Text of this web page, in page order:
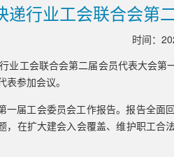
递行业工会联合会第
时间：
业工会联合会第二届会员代表大会
参加会议。
一届工会委员会工作报告。报告全
，在扩大建会入会覆盖、维护职工